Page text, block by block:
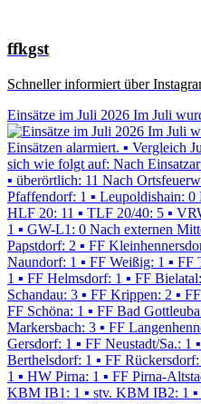
ffkgst
Schneller informiert über
Einsätze im Juli 2026 Im Juli